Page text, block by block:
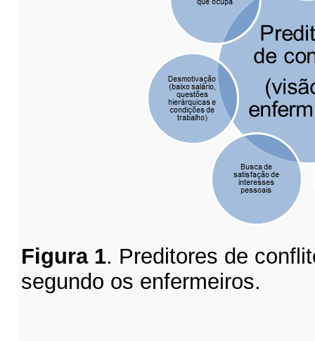
Figura 1. Preditores de
segundo os enfermeiros.